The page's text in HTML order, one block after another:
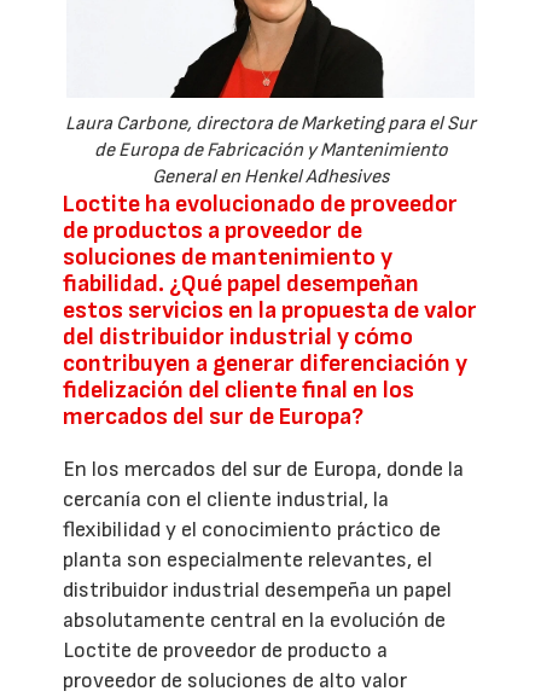
Laura Carbone, directora de Marketing para el Sur
de Europa de Fabricación y Mantenimiento
General en Henkel Adhesives
Loctite ha evolucionado de proveedor
de productos a proveedor de
soluciones de mantenimiento y
fiabilidad. ¿Qué papel desempeñan
estos servicios en la propuesta de valor
del distribuidor industrial y cómo
contribuyen a generar diferenciación y
fidelización del cliente final en los
mercados del sur de Europa?
En los mercados del sur de Europa, donde la
cercanía con el cliente industrial, la
flexibilidad y el conocimiento práctico de
planta son especialmente relevantes, el
distribuidor industrial desempeña un papel
absolutamente central en la evolución de
Loctite de proveedor de producto a
proveedor de soluciones de alto valor